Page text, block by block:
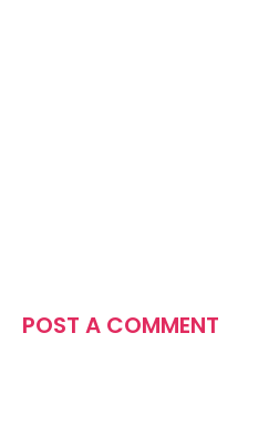
POST A COMMENT